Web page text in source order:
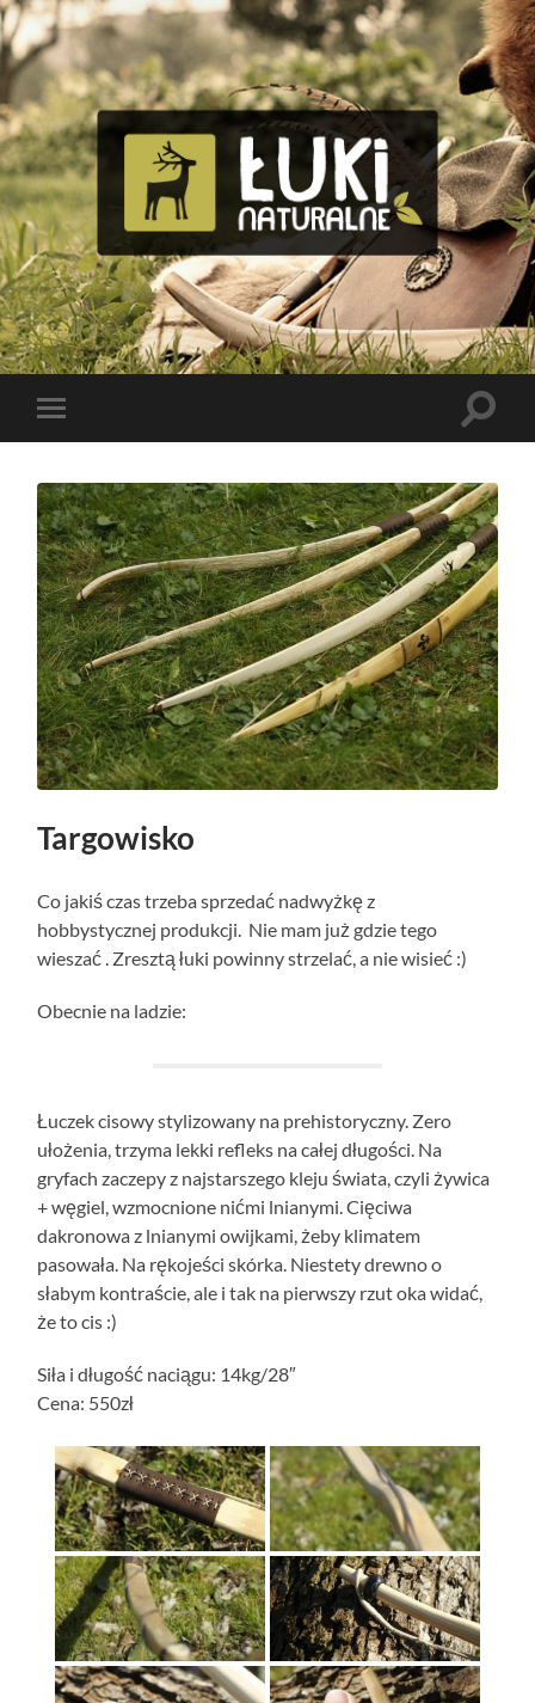
Tomasz
Bolik
Toggle
mobile
Toggle
Targowisko
Co jakiś czas trzeba sprzedać nadwyżkę z
hobbystycznej produkcji. Nie mam już gdzie tego
wieszać . Zresztą łuki powinny strzelać, a nie wisieć :)
Obecnie na ladzie:
Łuczek cisowy stylizowany na prehistoryczny. Zero
ułożenia, trzyma lekki refleks na całej długości. Na
gryfach zaczepy z najstarszego kleju świata, czyli żywica
+ węgiel, wzmocnione nićmi lnianymi. Cięciwa
dakronowa z lnianymi owijkami, żeby klimatem
pasowała. Na rękojeści skórka. Niestety drewno o
słabym kontraście, ale i tak na pierwszy rzut oka widać,
że to cis :)
Siła i długość naciągu: 14kg/28″
Cena: 550zł